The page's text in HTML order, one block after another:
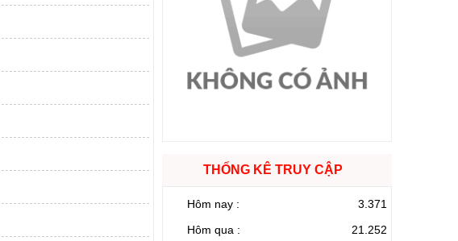
THỐNG KÊ TRUY CẬP
Hôm nay :
3.371
Hôm qua :
21.252